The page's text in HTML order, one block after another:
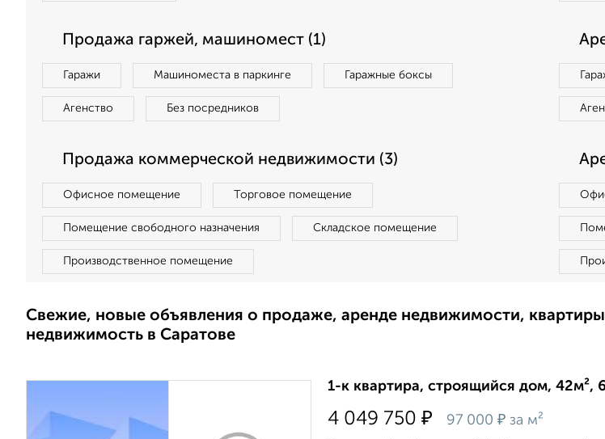
Продажа гаржей, машиномест (1)
Гаражи Машиноместа в паркинге Гаражные боксы
Агенство Без посредников
Продажа коммерческой недвижимости (3)
Офисное помещение Торговое помещение
Помещение свободного назначения Складское помещение
Производственное помещение
Свежие, новые объявления о продаже, аренде недвижимости,
недвижимость в Саратове
1-к квартира, строящийся дом, 42м²,
4 049 750 ₽ 97 000 ₽ за м²